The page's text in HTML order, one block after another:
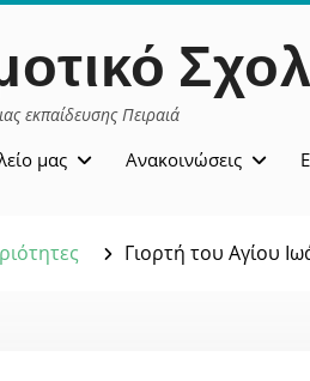
εκπαίδευσης Πειραιά
μας Ανακοινώσεις
Γιορτή του Αγίου